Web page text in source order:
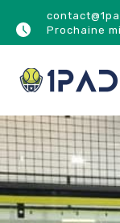
Prochaine